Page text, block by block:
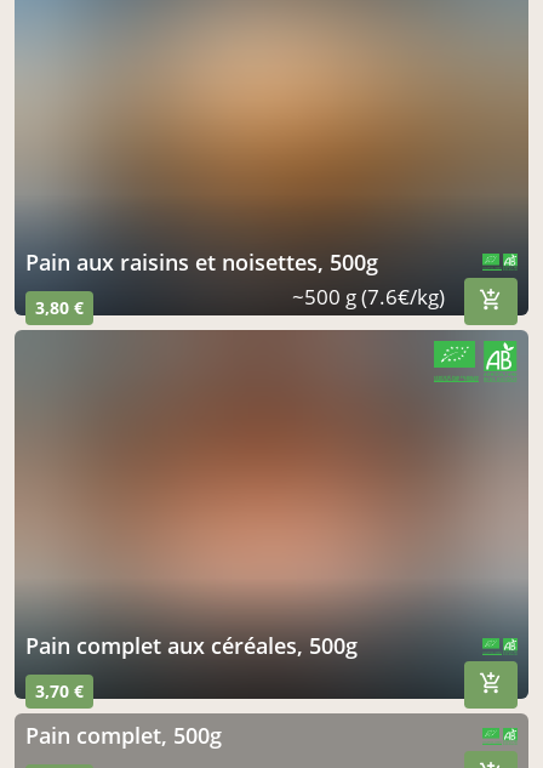
pain aux raisins et noisettes, 500g
3,80 € ~500 g (7.6€/kg)
pain complet aux céréales, 500g
3,70 €
CERTIFIÉ PAR FR-BIO-09
AGRICULTURE FRANCE
pain complet, 500g